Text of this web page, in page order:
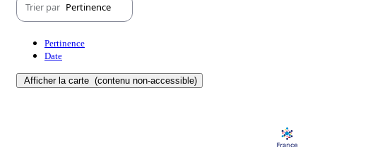
Trier par Pertinence
Pertinence
Date
Afficher la carte (contenu non-accessible)